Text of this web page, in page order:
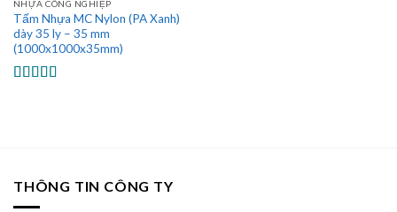
NHỰA CÔNG NGHIỆP
Tấm Nhựa MC Nylon (PA Xanh)
dày 35 ly – 35 mm
(1000x1000x35mm)
THÔNG TIN CÔNG TY